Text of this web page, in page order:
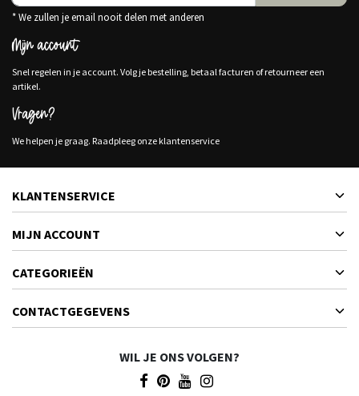
* We zullen je email nooit delen met anderen
Mijn account
Snel regelen in je account. Volg je bestelling, betaal facturen of retourneer een
artikel.
Vragen?
We helpen je graag. Raadpleeg onze klantenservice
KLANTENSERVICE
MIJN ACCOUNT
CATEGORIEËN
CONTACTGEGEVENS
WIL JE ONS VOLGEN?